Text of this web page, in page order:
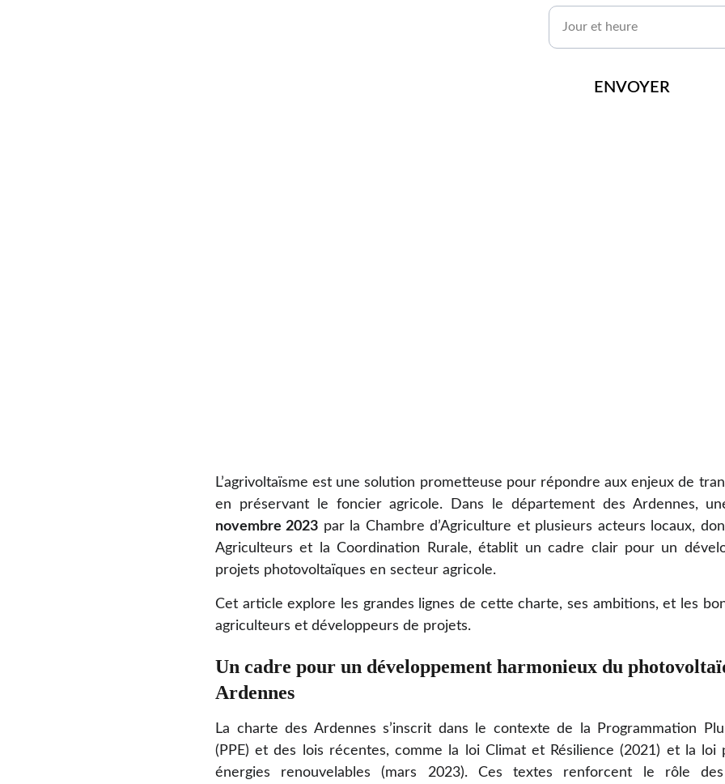
ENVOYER
L’agrivoltaïsme est une solution prometteuse pour répondre aux enjeux de
en préservant le foncier agricole. Dans le département des Ardennes,
novembre 2023 par la Chambre d’Agriculture et plusieurs acteurs locaux,
Agriculteurs et la Coordination Rurale, établit un cadre clair pour un
projets photovoltaïques en secteur agricole.
Cet article explore les grandes lignes de cette charte, ses ambitions, et les
agriculteurs et développeurs de projets.
Un cadre pour un développement harmonieux du
Ardennes
La charte des Ardennes s’inscrit dans le contexte de la Programmation
(PPE) et des lois récentes, comme la loi Climat et Résilience (2021) et la loi
énergies renouvelables (mars 2023). Ces textes renforcent le rôle